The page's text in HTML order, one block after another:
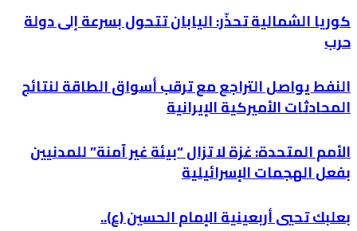
كوريا الشمالية تحذّر: اليابان تتحول بسرعة إلى دولة
حرب
النفط يواصل التراجع مع ترقب أسواق الطاقة لنتائج
المحادثات الأميركية الإيرانية
الأمم المتحدة: غزة لا تزال “بيئة غير آمنة” للمدنيين
بفعل الهجمات الإسرائيلية
بعلبك تحيي أربعينية الإمام الحسين (ع)..